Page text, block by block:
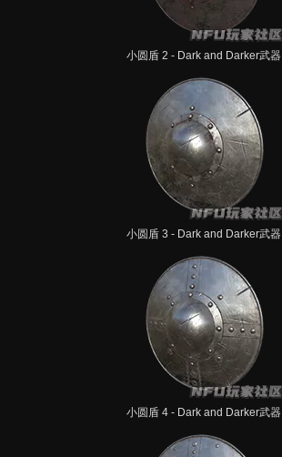
小圆盾 2 - Dark and Darker武器
小圆盾 3 - Dark and Darker武器
小圆盾 4 - Dark and Darker武器